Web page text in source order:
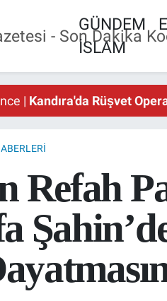
GÜNDEM
İSLAM
|Kandıra'da Rüşvet
| Kandıra'da Rüşvet
Refah